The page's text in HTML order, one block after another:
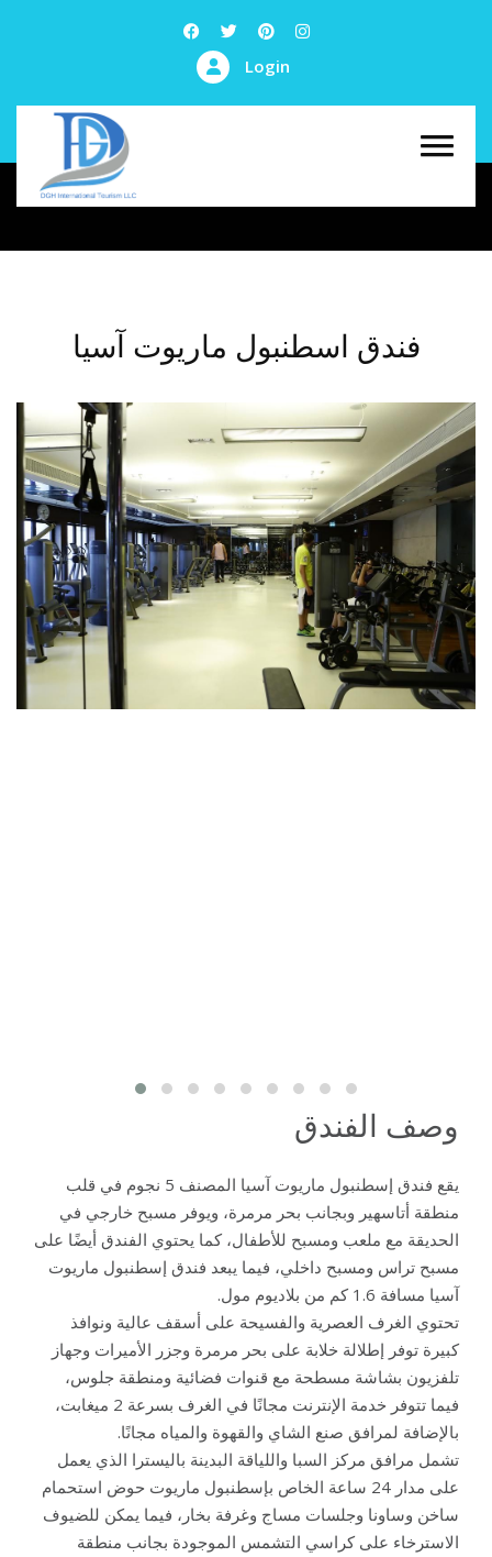
Login
فندق اسطنبول ماريوت آسيا
وصف الفندق
يقع فندق إسطنبول ماريوت آسيا المصنف 5 نجوم في قلب
منطقة أتاسهير وبجانب بحر مرمرة، ويوفر مسبح خارجي في
الحديقة مع ملعب ومسبح للأطفال، كما يحتوي الفندق أيضًا على
مسبح تراس ومسبح داخلي، فيما يبعد فندق إسطنبول ماريوت
آسيا مسافة 1.6 كم من بلاديوم مول.
تحتوي الغرف العصرية والفسيحة على أسقف عالية ونوافذ
كبيرة توفر إطلالة خلابة على بحر مرمرة وجزر الأميرات وجهاز
تلفزيون بشاشة مسطحة مع قنوات فضائية ومنطقة جلوس،
فيما تتوفر خدمة الإنترنت مجانًا في الغرف بسرعة 2 ميغابت،
بالإضافة لمرافق صنع الشاي والقهوة والمياه مجانًا.
تشمل مرافق مركز السبا واللياقة البدينة باليسترا الذي يعمل
على مدار 24 ساعة الخاص بإسطنبول ماريوت حوض استحمام
ساخن وساونا وجلسات مساج وغرفة بخار، فيما يمكن للضيوف
الاسترخاء على كراسي التشمس الموجودة بجانب منطقة